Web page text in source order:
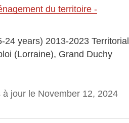
du territoire -
years) 2013-2023 Territorial
(Lorraine), Grand Duchy
à jour le November 12, 2024